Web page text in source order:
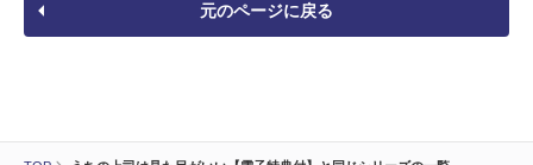
元のページに戻る